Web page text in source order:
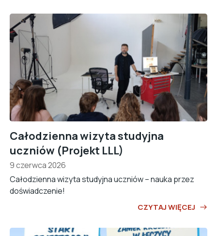
Całodzienna wizyta studyjna
uczniów (Projekt LLL)
9 czerwca 2026
Całodzienna wizyta studyjna uczniów – nauka przez
doświadczenie!
CZYTAJ WIĘCEJ